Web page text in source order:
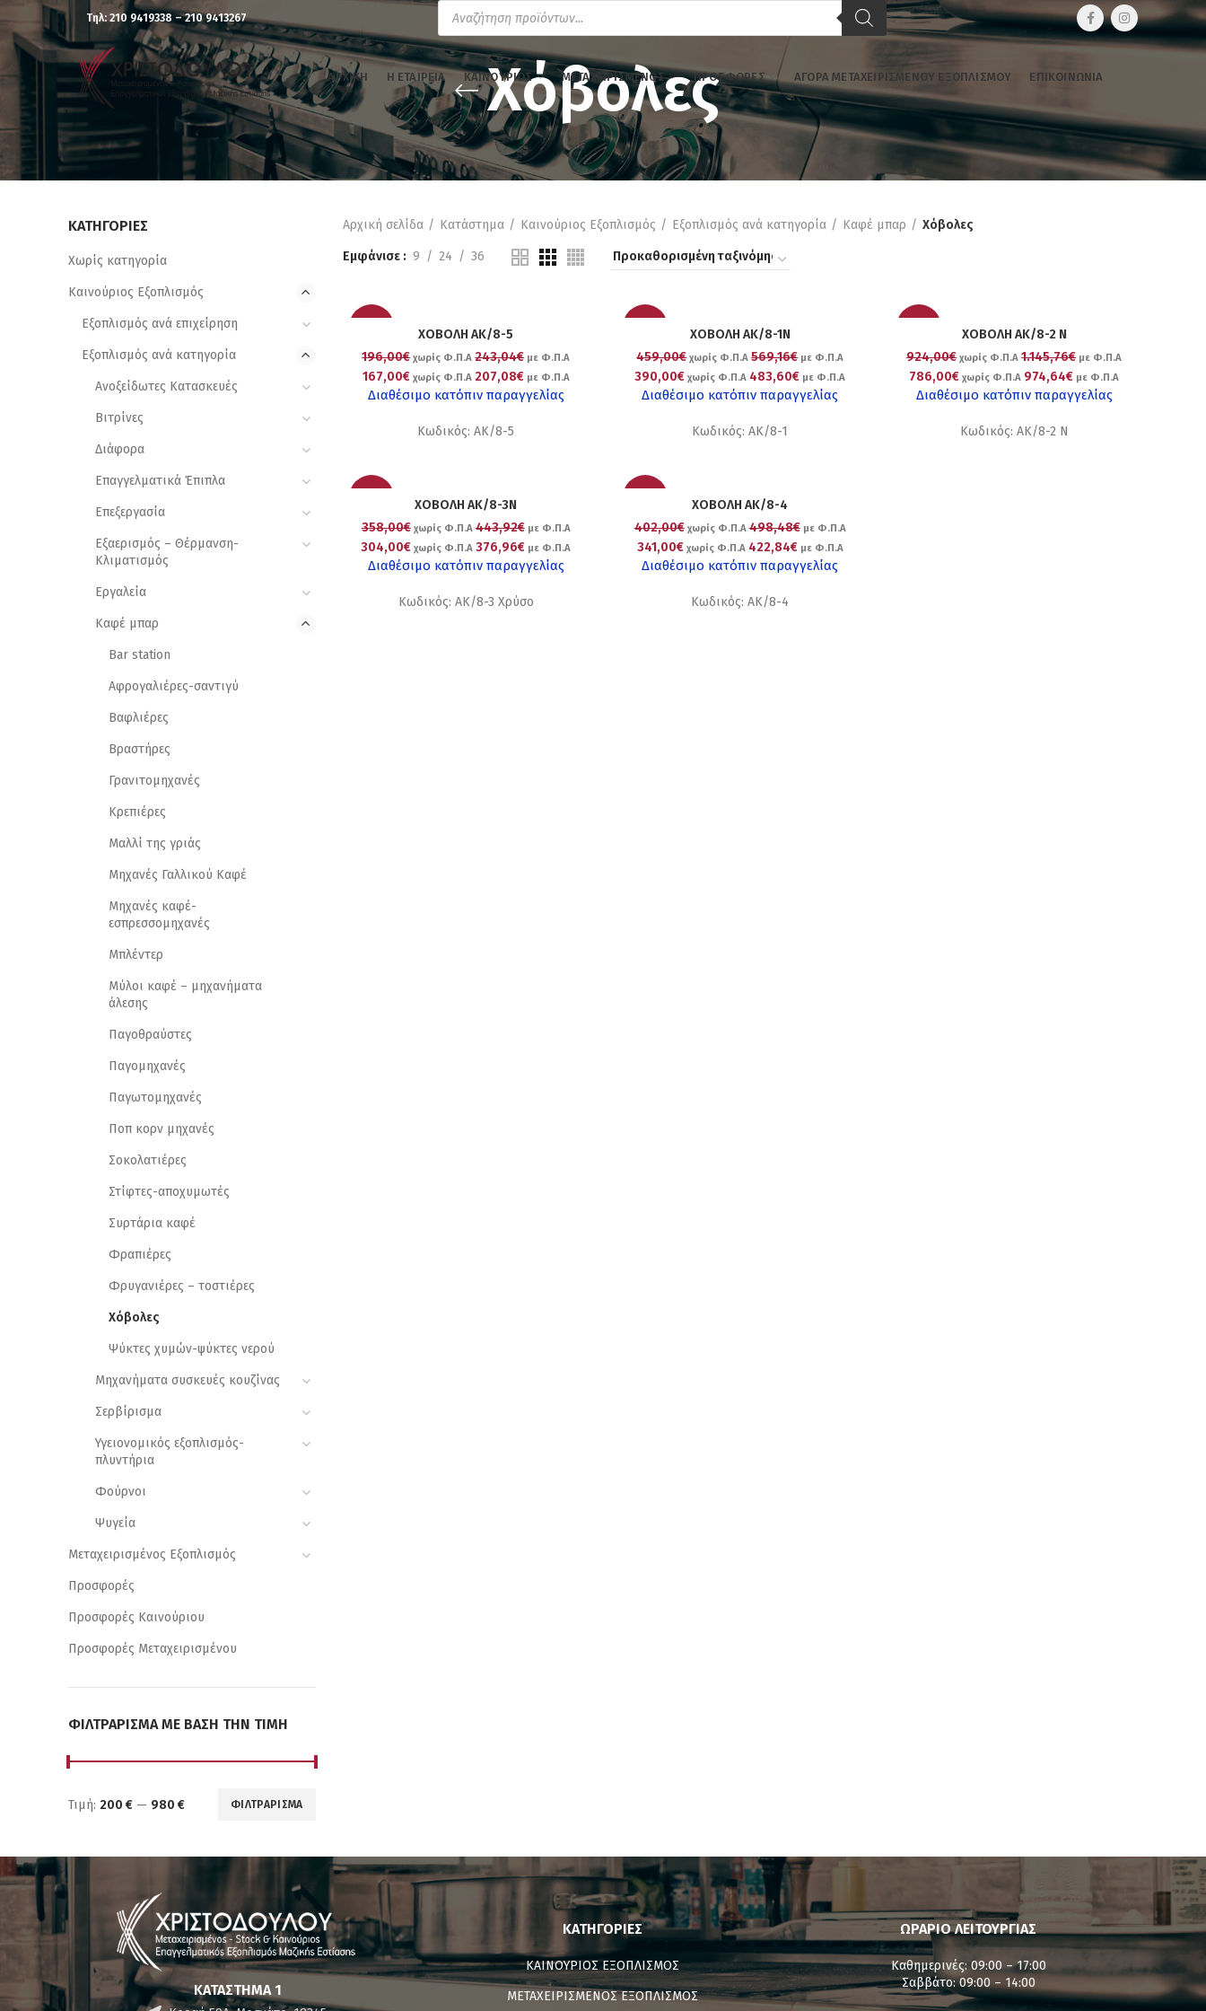
Τηλ: 210 9419338 – 210 9413267
Products
search
ΑΡΧΙΚΉ Η ΕΤΑΙΡΕΊΑ ΚΑΙΝΟΎΡΙΟΣ ΜΕΤΑΧΕΙΡΙΣΜΈΝΟΣ ΠΡΟΣΦΟΡΈΣ ΑΓΟΡΆ ΜΕΤΑΧΕΙΡΙΣΜΈΝΟΥ ΕΞΟΠΛΙΣΜΟΎ ΕΠΙΚΟΙΝΩΝΊΑ
Χόβολες
ΚΑΤΗΓΟΡΊΕΣ
Χωρίς κατηγορία
Καινούριος Εξοπλισμός
Εξοπλισμός ανά επιχείρηση
Εξοπλισμός ανά κατηγορία
Ανοξείδωτες Κατασκευές
Βιτρίνες
Διάφορα
Επαγγελματικά Έπιπλα
Επεξεργασία
Εξαερισμός – Θέρμανση-
Κλιματισμός
Εργαλεία
Καφέ μπαρ
Bar station
Αφρογαλιέρες-σαντιγύ
Βαφλιέρες
Βραστήρες
Γρανιτομηχανές
Κρεπιέρες
Μαλλί της γριάς
Μηχανές Γαλλικού Καφέ
Μηχανές καφέ-
εσπρεσσομηχανές
Μπλέντερ
Μύλοι καφέ – μηχανήματα
άλεσης
Παγοθραύστες
Παγομηχανές
Παγωτομηχανές
Ποπ κορν μηχανές
Σοκολατιέρες
Στίφτες-αποχυμωτές
Συρτάρια καφέ
Φραπιέρες
Φρυγανιέρες – τοστιέρες
Χόβολες
Ψύκτες χυμών-ψύκτες νερού
Μηχανήματα συσκευές κουζίνας
Σερβίρισμα
Υγειονομικός εξοπλισμός-
πλυντήρια
Φούρνοι
Ψυγεία
Μεταχειρισμένος Εξοπλισμός
Προσφορές
Προσφορές Καινούριου
Προσφορές Μεταχειρισμένου
ΦΙΛΤΡΆΡΙΣΜΑ ΜΕ ΒΆΣΗ ΤΗΝ ΤΙΜΉ
Ελάχιστη
Μέγιστη
ΦΙΛΤΡΆΡΙΣΜΑ
Τιμή: 200 € — 980 €
Αρχική σελίδα Κατάστημα Καινούριος Εξοπλισμός Εξοπλισμός ανά κατηγορία Καφέ μπαρ Χόβολες
Εμφάνισε 9 24 36
ΧΟΒΟΛΗ AK/8-5
196,00€χωρίς Φ.Π.Α243,04€με Φ.Π.Α
167,00€ χωρίς Φ.Π.Α 207,08€ με Φ.Π.Α
Διαθέσιμο κατόπιν παραγγελίας
Κωδικός: AK/8-5
ΧΟΒΟΛΗ ΑΚ/8-1Ν
459,00€χωρίς Φ.Π.Α569,16€με Φ.Π.Α
390,00€ χωρίς Φ.Π.Α 483,60€ με Φ.Π.Α
Διαθέσιμο κατόπιν παραγγελίας
Κωδικός: ΑΚ/8-1
ΧΟΒΟΛΗ ΑΚ/8-2 Ν
924,00€χωρίς Φ.Π.Α1.145,76€με Φ.Π.Α
786,00€ χωρίς Φ.Π.Α 974,64€ με Φ.Π.Α
Διαθέσιμο κατόπιν παραγγελίας
Κωδικός: ΑΚ/8-2 Ν
ΧΟΒΟΛΗ ΑΚ/8-3Ν
358,00€χωρίς Φ.Π.Α443,92€με Φ.Π.Α
304,00€ χωρίς Φ.Π.Α376,96€ με Φ.Π.Α
Διαθέσιμο κατόπιν παραγγελίας
Κωδικός: ΑΚ/8-3 Χρύσο
ΧΟΒΟΛΗ ΑΚ/8-4
402,00€χωρίς Φ.Π.Α498,48€με Φ.Π.Α
341,00€ χωρίς Φ.Π.Α 422,84€ με Φ.Π.Α
Διαθέσιμο κατόπιν παραγγελίας
Κωδικός: ΑΚ/8-4
ΚΑΤΆΣΤΗΜΑ 1
ΚΑΤΗΓΟΡΊΕΣ
ΚΑΙΝΟΥΡΙΟΣ ΕΞΟΠΛΙΣΜΟΣ
ΜΕΤΑΧΕΙΡΙΣΜΕΝΟΣ ΕΞΟΠΛΙΣΜΟΣ
ΩΡΑΡΙΟ ΛΕΙΤΟΥΡΓΙΑΣ
Καθημερινές: 09:00 – 17:00
Σαββάτο: 09:00 – 14:00